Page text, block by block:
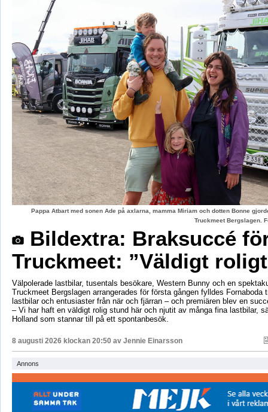
Pappa Atbart med sonen Ade på axlarna, mamma Miriam och dotten Bonne
Truckmeet Bergslagen.
Bildextra: Braksuccé
Truckmeet: ”Väldigt
Välpolerade lastbilar, tusentals besökare, Western Bunny och en
Truckmeet Bergslagen arrangerades för första gången fylldes Fornaboda
lastbilar och entusiaster från när och fjärran – och premiären blev en
– Vi har haft en väldigt rolig stund här och njutit av många fina lastbilar,
Holland som stannar till på ett spontanbesök.
8 augusti 2026 klockan 20:50 av Jennie Einarsson
Annons